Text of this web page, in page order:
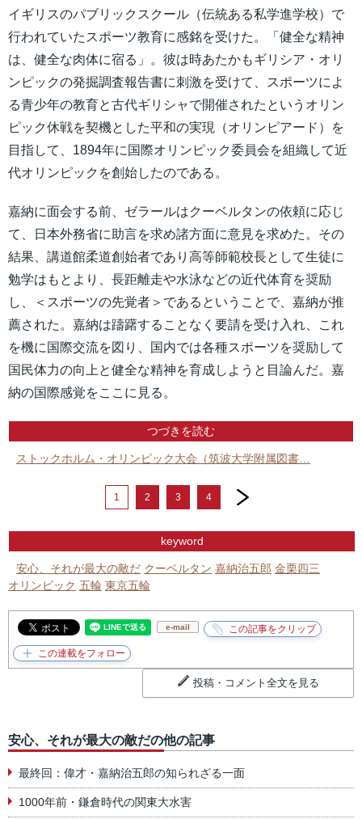
イギリスのパブリックスクール（伝統ある私学進学校）で
行われていたスポーツ教育に感銘を受けた。「健全な精神
は、健全な肉体に宿る」。彼は時あたかもギリシア・オリ
ンピックの発掘調査報告書に刺激を受けて、スポーツによ
る青少年の教育と古代ギリシャで開催されたというオリン
ピック休戦を契機とした平和の実現（オリンピアード）を
目指して、1894年に国際オリンピック委員会を組織して近
代オリンピックを創始したのである。
嘉納に面会する前、ゼラールはクーベルタンの依頼に応じ
て、日本外務省に助言を求め諸方面に意見を求めた。その
結果、講道館柔道創始者であり高等師範校長として生徒に
勉学はもとより、長距離走や水泳などの近代体育を奨励
し、＜スポーツの先覚者＞であるということで、嘉納が推
薦された。嘉納は躊躇することなく要請を受け入れ、これ
を機に国際交流を図り、国内では各種スポーツを奨励して
国民体力の向上と健全な精神を育成しようと目論んだ。嘉
納の国際感覚をここに見る。
つづきを読む
ストックホルム・オリンピック大会（筑波大学附属図書…
1 2 3 4
next
keyword
安心、それが最大の敵だ クーベルタン 嘉納治五郎 金栗四三
オリンピック 五輪 東京五輪
e-mail
投稿・コメント全文を見る
安心、それが最大の敵だの他の記事
最終回：偉才・嘉納治五郎の知られざる一面
1000年前・鎌倉時代の関東大水害